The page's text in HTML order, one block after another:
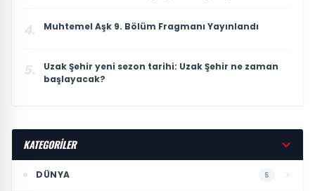
4. Muhtemel Aşk 9. Bölüm Fragmanı Yayınlandı
5.
Uzak Şehir yeni sezon tarihi: Uzak Şehir ne zaman
başlayacak?
KATEGORİLER
DÜNYA 5